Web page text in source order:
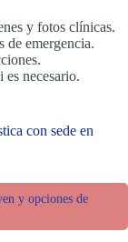
y fotos clínicas.
de emergencia.
necesario.
con sede en
y opciones de